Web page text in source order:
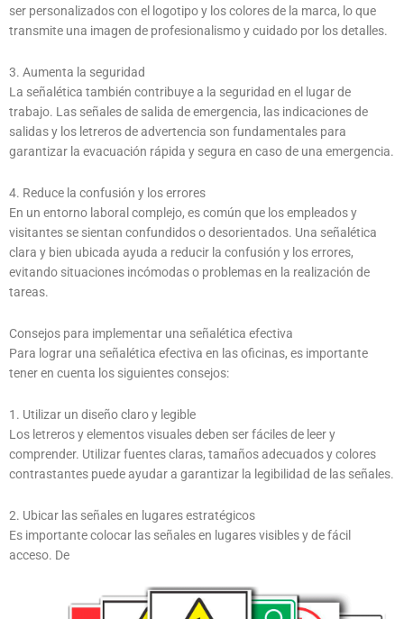
ser personalizados con el logotipo y los colores de la marca, lo que
transmite una imagen de profesionalismo y cuidado por los detalles.
3. Aumenta la seguridad
La señalética también contribuye a la seguridad en el lugar de
trabajo. Las señales de salida de emergencia, las indicaciones de
salidas y los letreros de advertencia son fundamentales para
garantizar la evacuación rápida y segura en caso de una emergencia.
4. Reduce la confusión y los errores
En un entorno laboral complejo, es común que los empleados y
visitantes se sientan confundidos o desorientados. Una señalética
clara y bien ubicada ayuda a reducir la confusión y los errores,
evitando situaciones incómodas o problemas en la realización de
tareas.
Consejos para implementar una señalética efectiva
Para lograr una señalética efectiva en las oficinas, es importante
tener en cuenta los siguientes consejos:
1. Utilizar un diseño claro y legible
Los letreros y elementos visuales deben ser fáciles de leer y
comprender. Utilizar fuentes claras, tamaños adecuados y colores
contrastantes puede ayudar a garantizar la legibilidad de las señales.
2. Ubicar las señales en lugares estratégicos
Es importante colocar las señales en lugares visibles y de fácil
acceso. De